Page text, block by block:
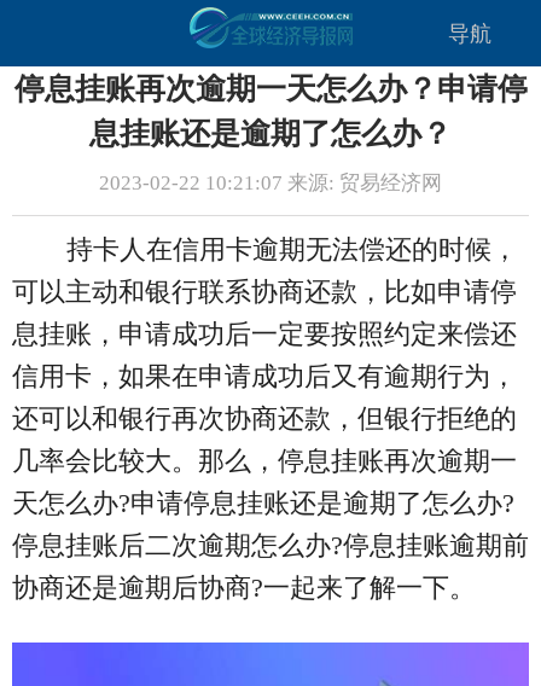
导航
停息挂账再次逾期一天怎么办？申请停
息挂账还是逾期了怎么办？
2023-02-22 10:21:07 来源: 贸易经济网
持卡人在信用卡逾期无法偿还的时候，
可以主动和银行联系协商还款，比如申请停
息挂账，申请成功后一定要按照约定来偿还
信用卡，如果在申请成功后又有逾期行为，
还可以和银行再次协商还款，但银行拒绝的
几率会比较大。那么，停息挂账再次逾期一
天怎么办?申请停息挂账还是逾期了怎么办?
停息挂账后二次逾期怎么办?停息挂账逾期前
协商还是逾期后协商?一起来了解一下。